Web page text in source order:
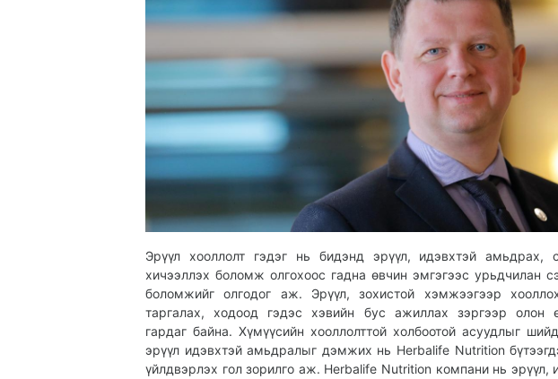
Эрүүл хооллолт гэдэг нь бидэнд эрүүл, идэвхтэй амьдрах,
хичээллэх боломж олгохоос гадна өвчин эмгэгээс урьдчилан
боломжийг олгодог аж. Эрүүл, зохистой хэмжээгээр
таргалах, ходоод гэдэс хэвийн бус ажиллах зэргээр олон
гардаг байна. Хүмүүсийн хооллолттой холбоотой асуудлыг
эрүүл идэвхтэй амьдралыг дэмжих нь Herbalife Nutrition
үйлдвэрлэх гол зорилго аж. Herbalife Nutrition компани нь эрүүл,